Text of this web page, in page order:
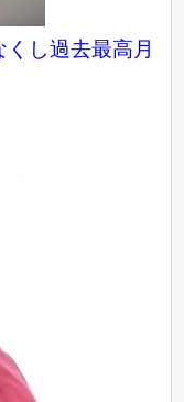
くし過去最高月